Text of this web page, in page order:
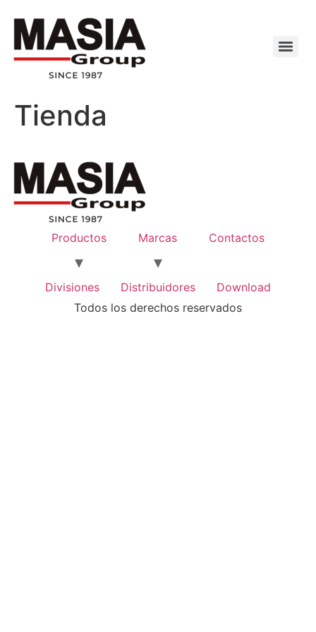
Tienda
Productos Marcas Contactos
Divisiones Distribuidores
Download
Todos los derechos reservados